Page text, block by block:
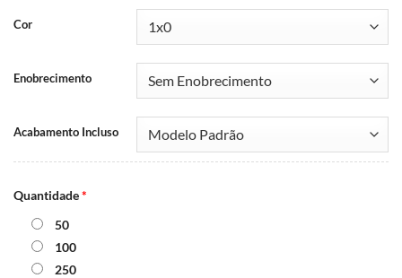
Cor
Enobrecimento
Acabamento Incluso
Quantidade*
50
100
250